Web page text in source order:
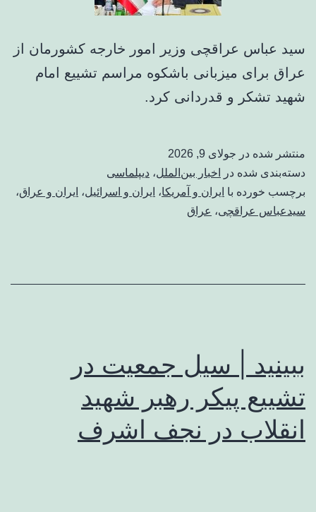
سید عباس عراقچی وزیر امور خارجه کشورمان از
عراق برای میزبانی باشکوه مراسم تشییع امام
شهید تشکر و قدردانی کرد.
منتشر شده در جولای 9, 2026
دسته‌بندی شده در
اخبار بین‌الملل، دیپلماسی
برچسب خورده با ایران و آمریکا، ایران و اسرائیل، ایران و عراق،
سیدعباس عراقچی، عراق
ببینید | سیل جمعیت در
تشییع پیکر رهبر شهید
انقلاب در نجف اشرف